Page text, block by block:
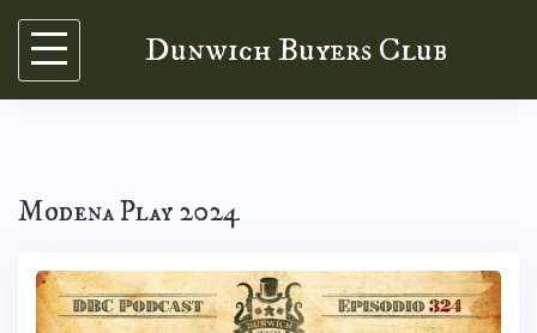
Skip
content
Dunwich Buyers Club
Modena Play 2024